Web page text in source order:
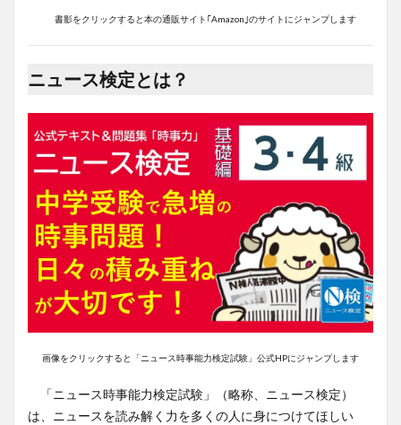
書影をクリックすると本の通販サイト｢Amazon｣のサイトにジャンプします
ニュース検定とは？
画像をクリックすると「ニュース時事能力検定試験」公式HPにジャンプします
「ニュース時事能力検定試験」（略称、ニュース検定）
は、ニュースを読み解く力を多くの人に身につけてほしい